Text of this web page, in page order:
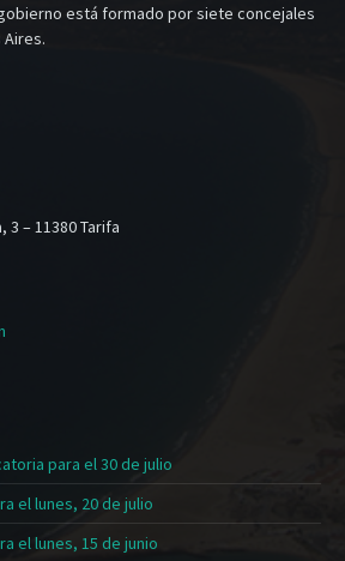
está formado por siete concejales
Aires.
3 – 11380 Tarifa
para el 30 de julio
el lunes, 20 de julio
el lunes, 15 de junio